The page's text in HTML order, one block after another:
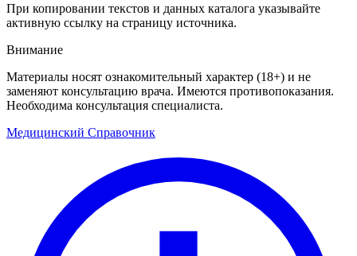
При копировании текстов и данных каталога указывайте
активную ссылку на страницу источника.
Внимание
Материалы носят ознакомительный характер (18+) и не
заменяют консультацию врача. Имеются противопоказания.
Необходима консультация специалиста.
Медицинский Справочник